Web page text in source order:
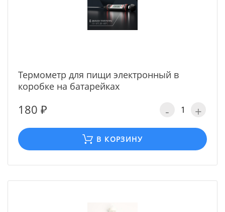
Термометр для пищи электронный в
коробке на батарейках
180 ₽ - +
В КОРЗИНУ